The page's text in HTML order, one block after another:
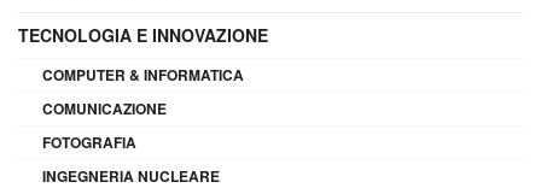
TECNOLOGIA E INNOVAZIONE
COMPUTER & INFORMATICA
COMUNICAZIONE
FOTOGRAFIA
INGEGNERIA NUCLEARE